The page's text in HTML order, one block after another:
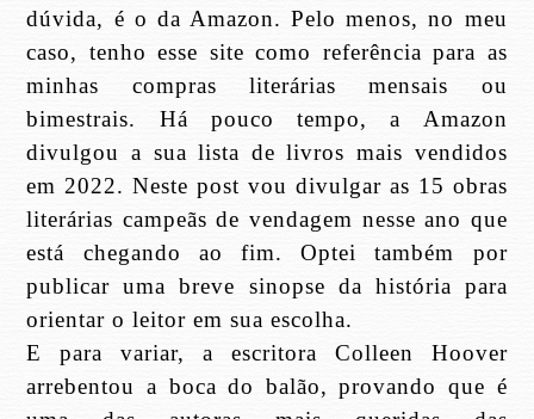
dúvida, é o da Amazon. Pelo menos, no meu
caso, tenho esse site como referência para as
minhas compras literárias mensais ou
bimestrais. Há pouco tempo, a Amazon
divulgou a sua lista de livros mais vendidos
em 2022. Neste post vou divulgar as 15 obras
literárias campeãs de vendagem nesse ano que
está chegando ao fim. Optei também por
publicar uma breve sinopse da história para
orientar o leitor em sua escolha.
E para variar, a escritora Colleen Hoover
arrebentou a boca do balão, provando que é